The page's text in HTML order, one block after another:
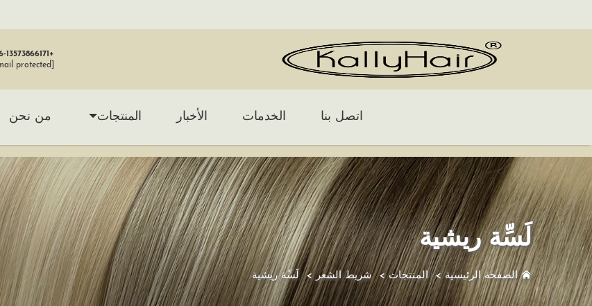
+86-13573866171
من نحن المنتجات الأخبار الخدمات اتصل بنا
لَسِّة ريشية
الصفحة الرئيسية>المنتجات>شريط الشعر>لَسِّة ريشية